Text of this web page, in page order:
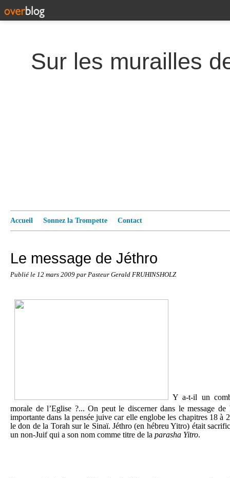
Accueil Sonnez la Trompette Contact
Le message de Jéthro
Publié le 12 mars 2009 par Pasteur Gerald FRUHINSHOLZ
Y a-t-il un
morale de l’Eglise ?... On peut le discerner dans le message de
importante dans la pensée juive car elle englobe les chapitres 18 à
le don de la Torah sur le Sinaï. Jéthro (en hébreu Yitro) était
un non-Juif qui a son nom comme titre de la parasha Yitro.